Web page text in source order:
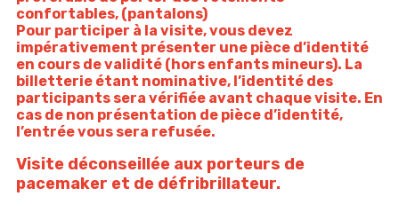
confortables, (pantalons)
Pour participer à la visite, vous devez
impérativement présenter une pièce d’identité
en cours de validité (hors enfants mineurs). La
billetterie étant nominative, l’identité des
participants sera vérifiée avant chaque visite. En
cas de non présentation de pièce d’identité,
l’entrée vous sera refusée.
Visite déconseillée aux porteurs de
pacemaker et de défribrillateur.